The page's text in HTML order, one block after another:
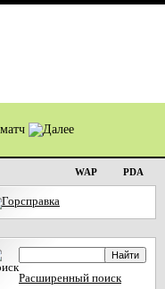
WAP PDA
Расширенный поиск